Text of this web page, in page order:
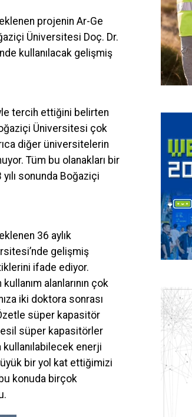
projenin Ar-Ge
Üniversitesi Doç. Dr.
kullanılacak gelişmiş
tercih ettiğini belirten
Üniversitesi çok
diğer üniversitelerin
Tüm bu olanakları bir
sonunda Boğaziçi
36 aylık
gelişmiş
ifade ediyor.
alanlarının çok
iki doktora sonrası
süper kapasitör
süper kapasitörler
enerji
bir yol kat ettiğimizi
konuda birçok